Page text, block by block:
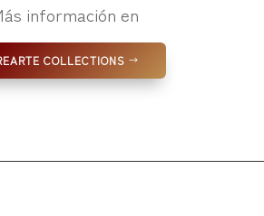
información en
COLLECTIONS